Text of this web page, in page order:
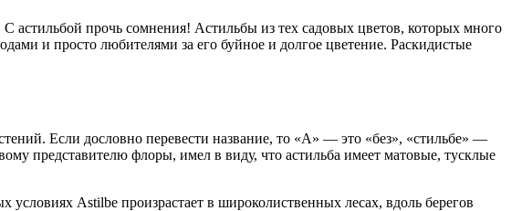
астильбой прочь сомнения! Астильбы из тех садовых цветов, которых много
и просто любителями за его буйное и долгое цветение. Раскидистые
Если дословно перевести название, то «А» — это «без», «стильбе» —
представителю флоры, имел в виду, что астильба имеет матовые, тусклые
Astilbe произрастает в широколиственных лесах, вдоль берегов